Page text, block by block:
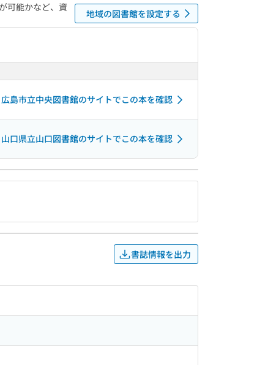
可能かなど、資
地域の図書館を設定する
広島市立中央図書館のサイトでこの本を確認
山口県立山口図書館のサイトでこの本を確認
書誌情報を出力